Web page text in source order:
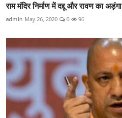
राम मंदिर निर्माण में दद्दू और रावण का अड़ंगा
admin May 26, 2020 0 96